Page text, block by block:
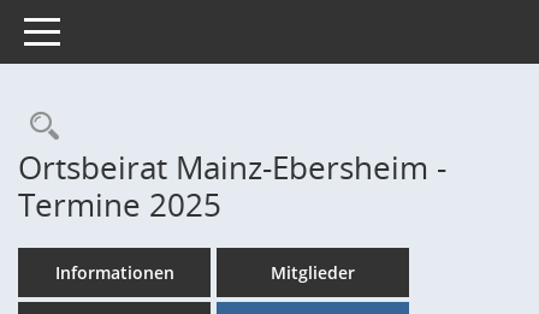
Toggle navigation
Rechercheauswahl
Ortsbeirat Mainz-Ebersheim -
Termine 2025
Informationen Mitglieder